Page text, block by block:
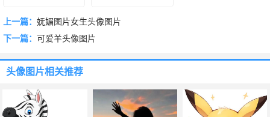
上一篇： 妩媚图片女生头像图片
下一篇： 可爱羊头像图片
头像图片相关推荐